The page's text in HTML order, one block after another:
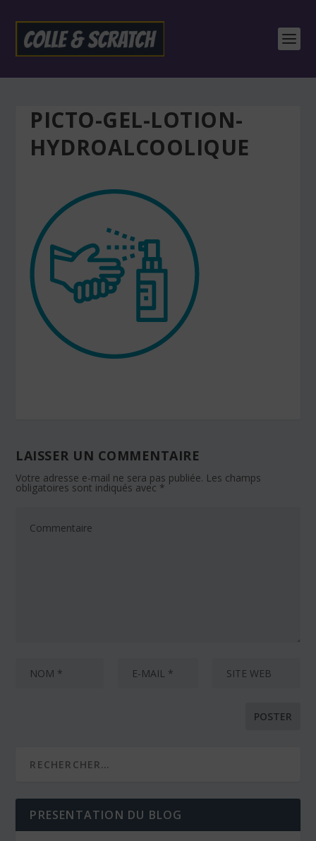
PICTO-GEL-LOTION-
HYDROALCOOLIQUE
LAISSER UN COMMENTAIRE
Votre adresse e-mail ne sera pas publiée. Les champs
obligatoires sont indiqués avec *
PRESENTATION DU BLOG